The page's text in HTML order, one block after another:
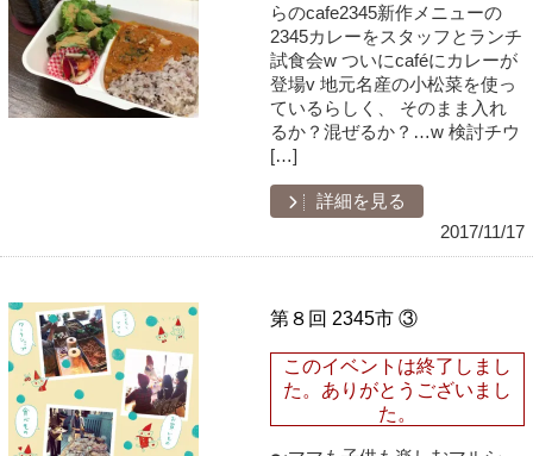
らのcafe2345新作メニューの
2345カレーをスタッフとランチ
試食会w ついにcaféにカレーが
登場v 地元名産の小松菜を使っ
ているらしく、 そのまま入れ
るか？混ぜるか？…w 検討チウ
[…]
詳細を見る
2017/11/17
第８回 2345市 ③
このイベントは終了しまし
た。ありがとうございまし
た。